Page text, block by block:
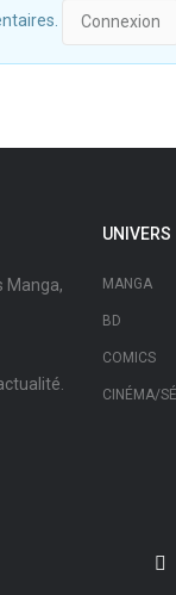
Connexion
Manga,
UNIVERS
MANGA
BD
COMICS
CINÉMA/